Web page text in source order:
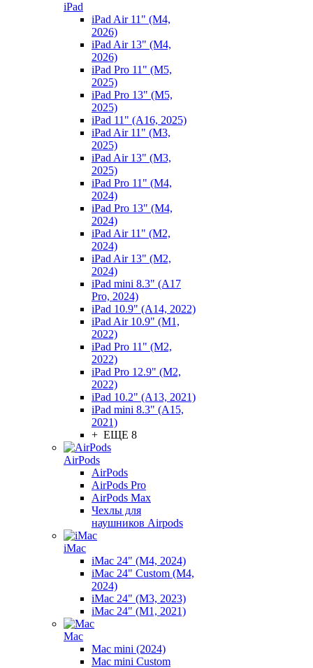
iPad
iPad Air 11" (M4,
2026)
iPad Air 13" (M4,
2026)
iPad Pro 11" (M5,
2025)
iPad Pro 13" (M5,
2025)
iPad 11" (A16, 2025)
iPad Air 11" (M3,
2025)
iPad Air 13" (M3,
2025)
iPad Pro 11" (M4,
2024)
iPad Pro 13" (M4,
2024)
iPad Air 11" (M2,
2024)
iPad Air 13" (M2,
2024)
iPad mini 8.3" (A17
Pro, 2024)
iPad 10.9" (A14, 2022)
iPad Air 10.9" (M1,
2022)
iPad Pro 11" (M2,
2022)
iPad Pro 12.9" (M2,
2022)
iPad 10.2" (A13, 2021)
iPad mini 8.3" (A15,
2021)
+ ЕЩЕ 8
AirPods
AirPods
AirPods Pro
AirPods Max
Чехлы для
наушников Airpods
iMac
iMac 24" (M4, 2024)
iMac 24" Custom (M4,
2024)
iMac 24" (M3, 2023)
iMac 24" (M1, 2021)
Mac
Mac mini (2024)
Mac mini Custom